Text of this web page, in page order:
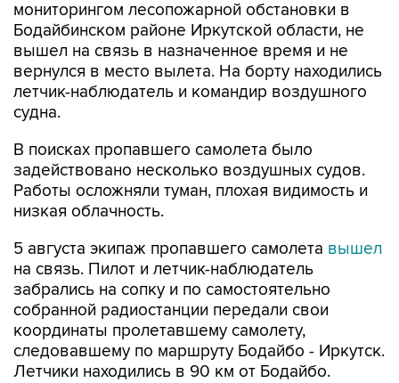
мониторингом лесопожарной обстановки в
Бодайбинском районе Иркутской области, не
вышел на связь в назначенное время и не
вернулся в место вылета. На борту находились
летчик-наблюдатель и командир воздушного
судна.
В поисках пропавшего самолета было
задействовано несколько воздушных судов.
Работы осложняли туман, плохая видимость и
низкая облачность.
5 августа экипаж пропавшего самолета вышел
на связь. Пилот и летчик-наблюдатель
забрались на сопку и по самостоятельно
собранной радиостанции передали свои
координаты пролетавшему самолету,
следовавшему по маршруту Бодайбо - Иркутск.
Летчики находились в 90 км от Бодайбо.